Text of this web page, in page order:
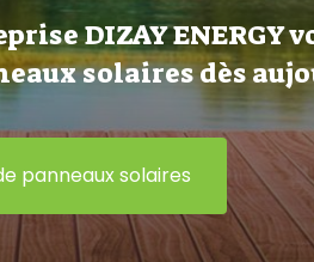
DIZAY ENERGY
solaires dès
panneaux solaires